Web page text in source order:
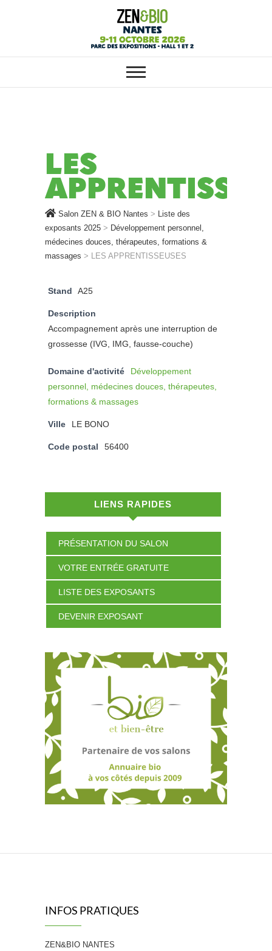
Salon ZEN & BIO
Nantes
SALON ZEN & BIO NANTES :
VOTRE SALON BIO, BIEN-ÊTRE
ET HABITAT SAIN
LES
Salon ZEN & BIO Nantes > Liste des
exposants 2025 > Développement personnel,
médecines douces, thérapeutes, formations &
massages > LES APPRENTISSEUSES
Stand A25
Description
Accompagnement après une interruption de
grossesse (IVG, IMG, fausse-couche)
Domaine d'activité
Développement
personnel, médecines douces, thérapeutes,
formations & massages
Ville LE BONO
Code postal 56400
LIENS RAPIDES
PRÉSENTATION DU SALON
VOTRE ENTRÉE GRATUITE
LISTE DES EXPOSANTS
DEVENIR EXPOSANT
INFOS PRATIQUES
ZEN&BIO NANTES